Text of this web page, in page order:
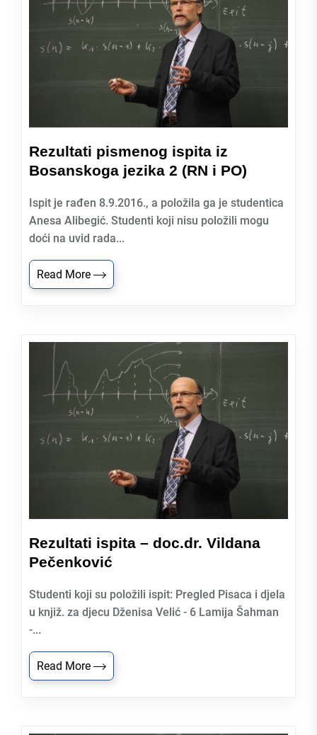
Rezultati pismenog ispita iz
Bosanskoga jezika 2 (RN i PO)
Ispit je rađen 8.9.2016., a položila ga je studentica
Anesa Alibegić. Studenti koji nisu položili mogu
doći na uvid rada...
Read More
Rezultati ispita – doc.dr. Vildana
Pečenković
Studenti koji su položili ispit: Pregled Pisaca i djela
u knjiž. za djecu Dženisa Velić - 6 Lamija Šahman
-...
Read More